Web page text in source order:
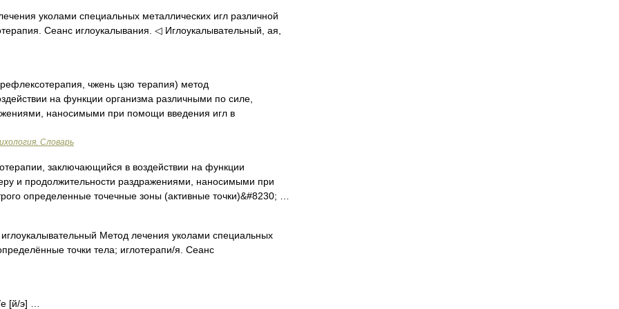
уколами специальных металлических игл различной
Сеанс иглоукалывания. ◁ Иглоукалывательный, ая,
чжень цзю терапия) метод
на функции организма различными по силе,
наносимыми при помощи введения игл в
Словарь
заключающийся в воздействии на функции
и продолжительности раздражениями, наносимыми при
определенные точечные зоны (активные точки)&#8230; …
Метод лечения уколами специальных
точки тела; иглотерапи/я. Сеанс
[й/э] …